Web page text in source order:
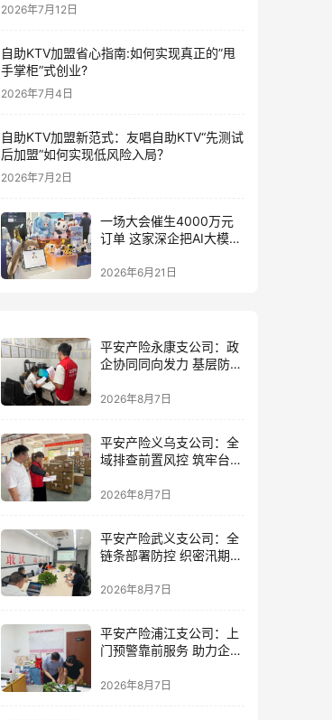
2026年7月12日
自助KTV加盟省心指南:如何实现真正的”甩
手掌柜”式创业?
2026年7月4日
自助KTV加盟新范式：友唱自助KTV“先测试
后加盟”如何实现低风险入局？
2026年7月2日
一场大会催生4000万元
订单 这家深企把AI大模型
2026年6月21日
平安产险永康支公司：政
企协同同向发力 基层防控
2026年8月7日
平安产险义乌支公司：全
域排查前置风控 筑牢台风
2026年8月7日
平安产险武义支公司：全
链条部署防控 织密汛期安
2026年8月7日
平安产险浦江支公司：上
门预警靠前服务 助力企业
2026年8月7日